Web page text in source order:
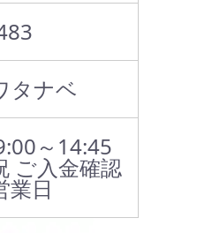
タナベ
～14:45
ご入金確認
業日